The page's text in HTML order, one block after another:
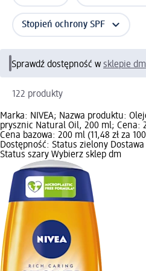
Stopień ochrony SPF
Sprawdź dostępność w sklepie dm
122 produkty
Marka: NIVEA; Nazwa produktu:
prysznic Natural Oil, 200 ml; Cena:
Cena bazowa: 200 ml (11,48 zł za
Dostępność: Status zielony
Status szary Wybierz sklep dm